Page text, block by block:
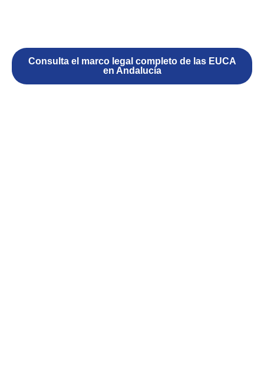
Consulta el marco legal completo de las EUCA
en Andalucía